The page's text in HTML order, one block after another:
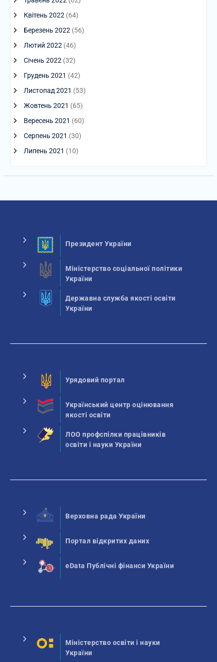
Квітень 2022 (64)
Березень 2022 (56)
Лютий 2022 (46)
Січень 2022 (32)
Грудень 2021 (42)
Листопад 2021 (53)
Жовтень 2021 (65)
Вересень 2021 (60)
Серпень 2021 (30)
Липень 2021 (10)
Президент України
Міністерство соціальної політики
України
Державна служба якості освіти
України
Урядовий портал
Український центр оцінювання
якості освіти
ЛОО профспілки працівників
освіти і науки України
Верховна рада України
Портал відкритих даних
eData Публічні фінанси України
Міністерство освіти і науки
України